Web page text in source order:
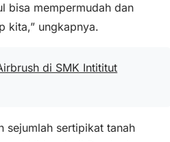
bisa mempermudah dan
kita,” ungkapnya.
di SMK Intititut
sejumlah sertipikat tanah